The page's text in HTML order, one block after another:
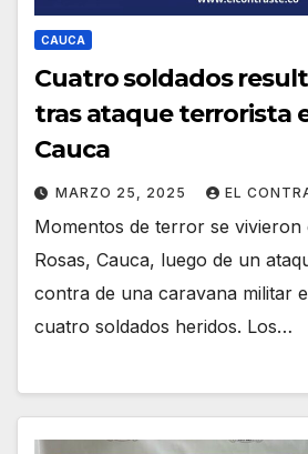
CAUCA
Cuatro soldados
tras ataque terrorista
Cauca
MARZO 25, 2025 EL
Momentos de terror se vivieron
Rosas, Cauca, luego de un
contra de una caravana militar
cuatro soldados heridos. Los…